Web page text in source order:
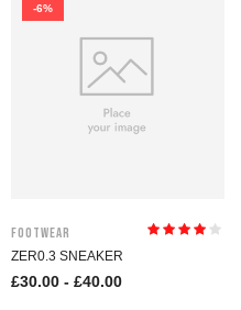
-6%
Footwear
ZER0.3 SNEAKER
£30.00 - £40.00